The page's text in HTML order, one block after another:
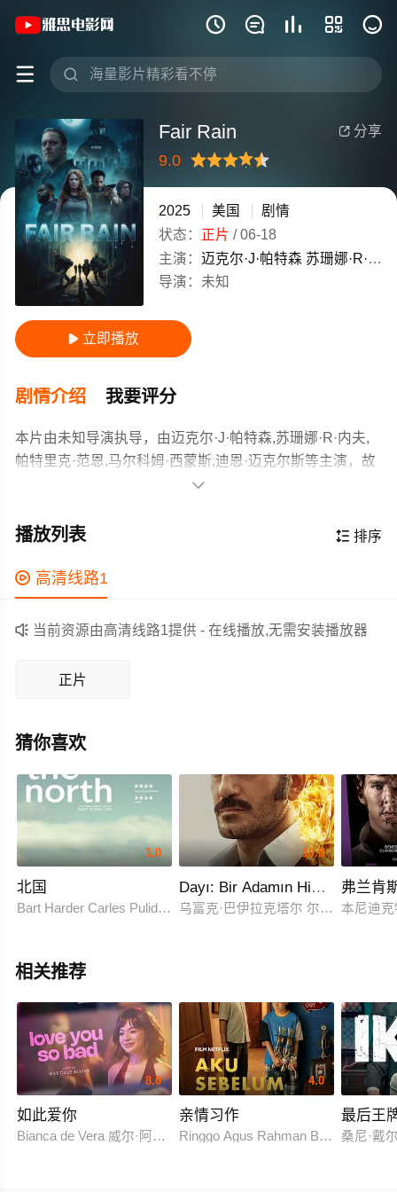
    
 
《Fair Rain》(2025)美国英语高清电影
 分享
Fair Rain
9.0
很差较差 推荐力荐
2025 美国
剧情
状态： 正片 /06-18
主演： 迈克尔·J·帕特森 苏珊娜·R·内夫
导演： 未知
 立即播放
剧情介绍 我要评分
本片由未知导演执导，由迈克尔·J·帕特森,苏珊娜·R·内夫,
帕特里克·范恩,马尔科姆·西蒙斯,迪恩·迈克尔斯等主演，故
事情节跌岩起伏、扣人心弦，领广大剧情片爱好者和观众
出现，一群被称为“残余”的抵抗者生死与共，以保护一项宝
作为一部 上映的剧情电影，在当期同类题材影片中具有一
定的看点，在演员表现和剧情架构上也都有不错的亮点，
剧情紧凑，角色塑造鲜明，适合喜欢剧情类电影的观众观

 排序
播放列表
 高清线路1
 当前资源由高清线路1提供 - 在线播放,无需安装播放器
正片
猜你喜欢
1.0
北国
Bart Harder Carles Pulido 马菲积斯·范德桑德·巴库曾 奥利·巴西
10.0
Dayı: Bir Adamın Hikayesi 2
乌富克·巴伊拉克塔尔 尔迪雷·沙希
弗兰肯
本尼迪
相关推荐
8.0
如此爱你
Bianca de Vera 威尔·阿什利·德莱昂
4.0
亲情习作
Ringgo Agus Rahman Bima Sena
最后王
桑尼·戴